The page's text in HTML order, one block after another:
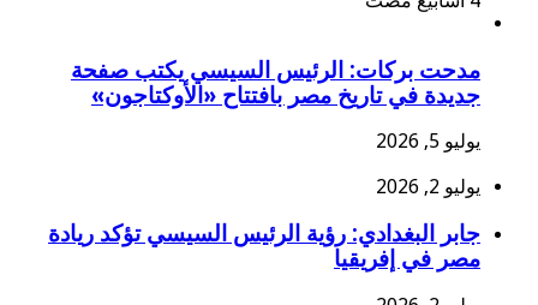
مدحت بركات: الرئيس السيسي يكتب صفحة
جديدة في تاريخ مصر بافتتاح «الأوكتاجون»
يوليو 5, 2026
يوليو 2, 2026
جابر البغدادي: رؤية الرئيس السيسي تؤكد ريادة
مصر في إفريقيا